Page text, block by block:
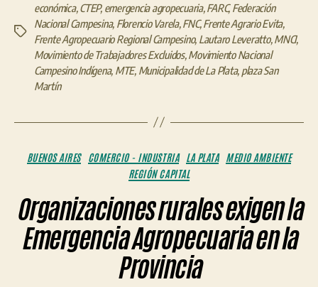
Etiquetas
económica, CTEP, emergencia agropecuaria, FARC,Federación
Nacional Campesina, Florencio Varela, FNC,Frente Agrario Evita,
Frente Agropecuario Regional Campesino, Lautaro Leveratto, MNCI,
Movimiento de Trabajadores Excluidos, Movimiento Nacional
Campesino Indígena, MTE, Municipalidad de La Plata, plaza San
Martín
Categorías
BUENOS AIRES COMERCIO - INDUSTRIA LA PLATA
MEDIO AMBIENTE
REGIÓN CAPITAL
Organizaciones rurales exigen la
Emergencia Agropecuaria en la
Provincia